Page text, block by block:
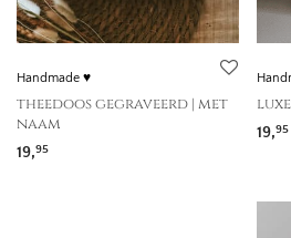
Handmade ♥
theedoos gegraveerd | met
naam
19,95
19,95